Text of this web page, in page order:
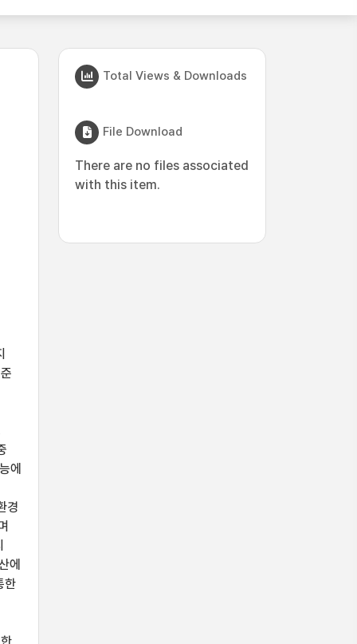
에
경
에
한
Total Views & Downloads
File Download
There are no files associated
with this item.